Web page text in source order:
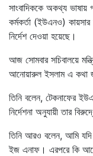
সাংবাদিককে অকথ্য ভাষায়
কর্মকর্তা (ইউএনও)
নির্দেশ দেওয়া হয়েছে।
আজ সোমবার সচিবালয়ে
আনোয়ারুল ইসলাম এ কথা
তিনি বলেন, টেকনাফের
নির্দেশনা অনুযায়ী তার
তিনি আরও বলেন, আমি
ইজ এনাফ। এরপরে কি